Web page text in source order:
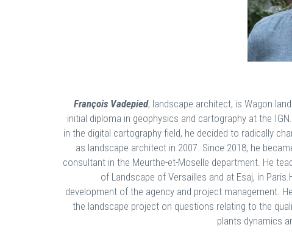
François Vadepied, landscape architect, is Wagon
initial diploma in geophysics and cartography at the
in the digital cartography field, he decided to radically
as landscape architect in 2007. Since 2018, he
consultant in the Meurthe-et-Moselle department. He
of Landscape of Versailles and at Esaj, in
development of the agency and project management.
the landscape project on questions relating to the
plants dynamics